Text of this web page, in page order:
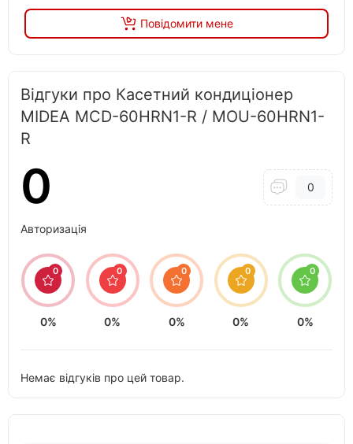
Повідомити мене
Відгуки про Касетний кондиціонер
MIDEA MCD-60HRN1-R / MOU-60HRN1-
R
0 0
Авторизація
0
0%
0
0%
0
0%
0
0%
0
0%
Немає відгуків про цей товар.